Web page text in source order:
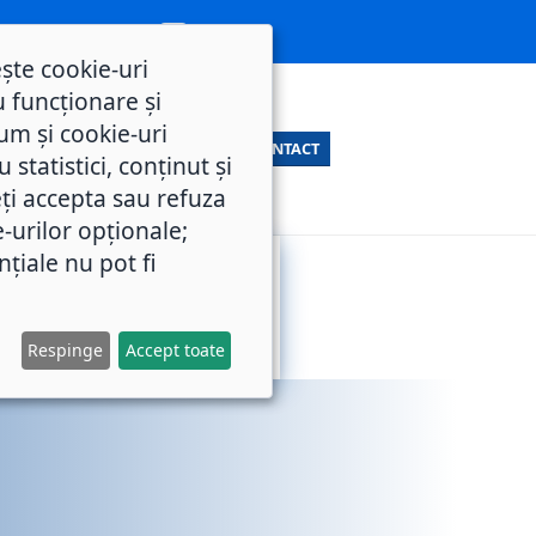
CONTACT
cookie-uri
funcționare și
și cookie-uri
statistici, conținut și
accepta sau refuza
urilor opționale;
nu pot fi
Respinge Accept toate